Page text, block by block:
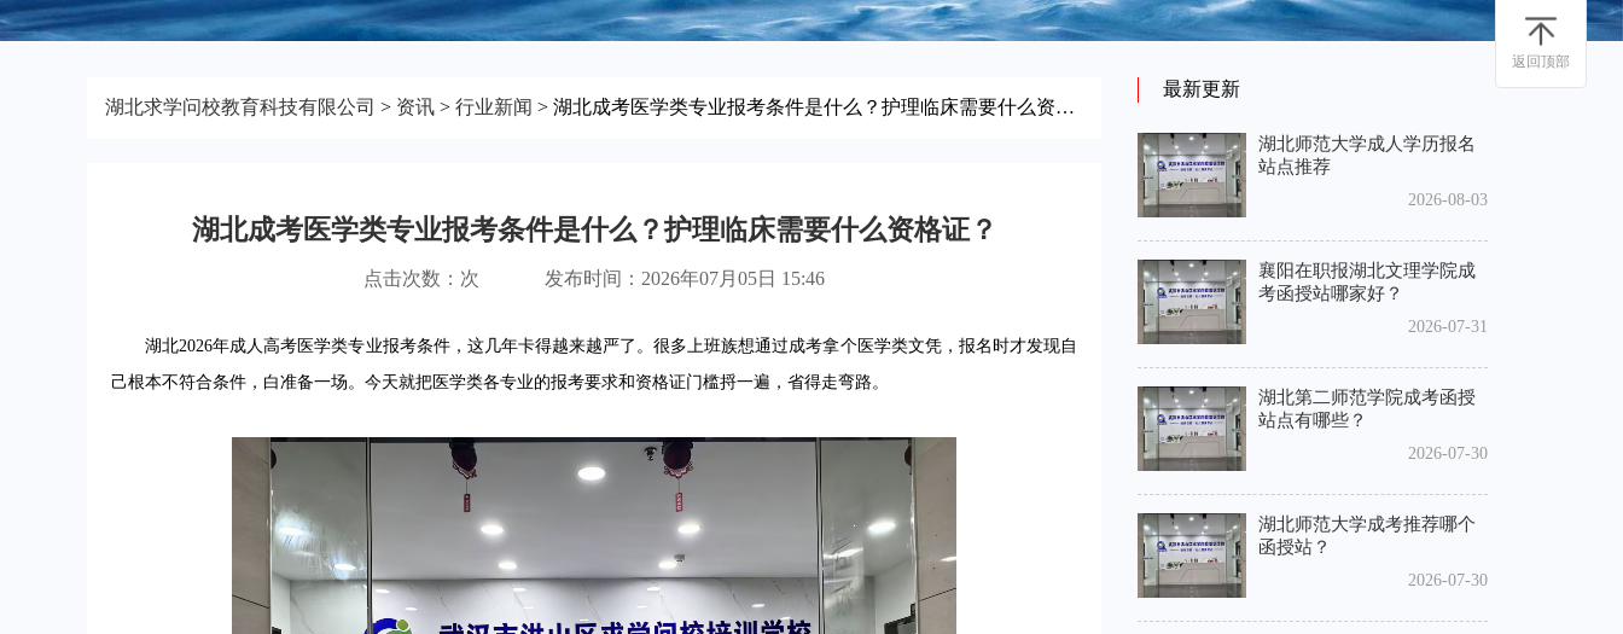
湖北求学问校教育科技有限公司 > 资讯 > 行业新闻 > 湖北成考医学类专业报考条件是什么？护理临床需要什么资格证？
湖北成考医学类专业报考条件是什么？护理临床需要什么资格证？
点击次数： 次 发布时间：2026年07月05日 15:46
湖北2026年成人高考医学类专业报考条件，这几年卡得越来越严了。很多上班族想通过成考拿个医学类文凭，报名时才发现自
己根本不符合条件，白准备一场。今天就把医学类各专业的报考要求和资格证门槛捋一遍，省得走弯路。
最新更新
湖北师范大学成人学历报名
站点推荐
2026-08-03
襄阳在职报湖北文理学院成
考函授站哪家好？
2026-07-31
湖北第二师范学院成考函授
站点有哪些？
2026-07-30
湖北师范大学成考推荐哪个
函授站？
2026-07-30
返回顶部